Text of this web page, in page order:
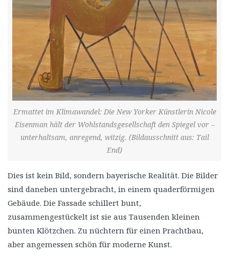
Ermattet im Klimawandel: Die New Yorker Künstlerin Nicole
Eisenman hält der Wohlstandsgesellschaft den Spiegel vor –
unterhaltsam, anregend, witzig. (Bildausschnitt aus: Tail
End)
Dies ist kein Bild, sondern bayerische Realität. Die Bilder
sind daneben untergebracht, in einem quaderförmigen
Gebäude. Die Fassade schillert bunt,
zusammengestückelt ist sie aus Tausenden kleinen
bunten Klötzchen. Zu nüchtern für einen Prachtbau,
aber angemessen schön für moderne Kunst.